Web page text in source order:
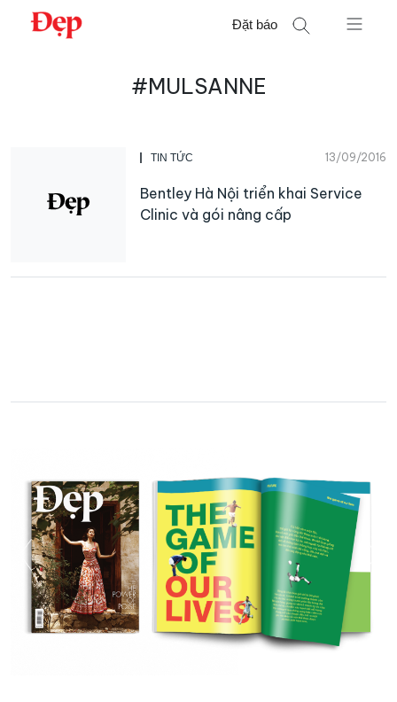
Chuyển
Đặt báo
#MULSANNE
TIN TỨC 13/09/2016
Bentley Hà Nội triển khai Service
Clinic và gói nâng cấp